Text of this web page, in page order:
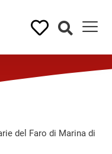
del Faro di Marina di